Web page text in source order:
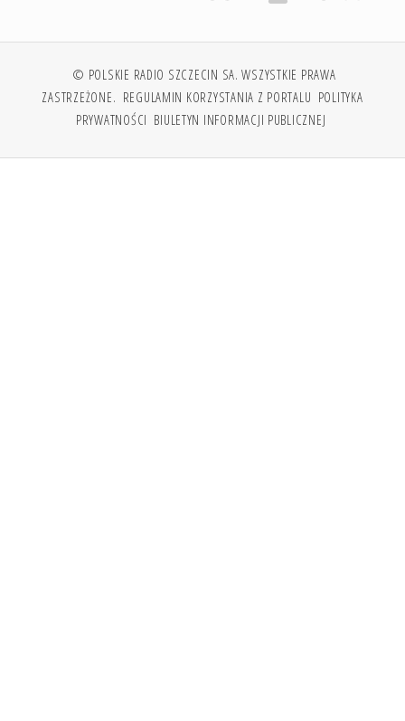
© POLSKIE RADIO SZCZECIN SA. WSZYSTKIE PRAWA
ZASTRZEŻONE. REGULAMIN KORZYSTANIA Z PORTALU POLITYKA
PRYWATNOŚCI BIULETYN INFORMACJI PUBLICZNEJ